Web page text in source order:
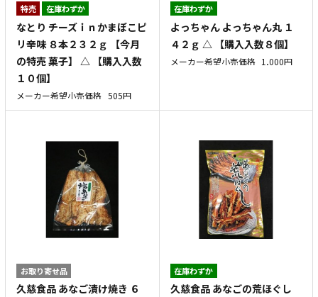
特売 在庫わずか
なとり チーズｉｎかまぼこピ
リ辛味 ８本２３２ｇ 【今月
の特売 菓子】 △ 【購入入数
１０個】
メーカー希望小売価格 505円
在庫わずか
よっちゃん よっちゃん丸 １
４２ｇ △ 【購入入数８個】
メーカー希望小売価格 1,000円
お取り寄せ品
久慈食品 あなご漬け焼き ６
在庫わずか
久慈食品 あなごの荒ほぐし